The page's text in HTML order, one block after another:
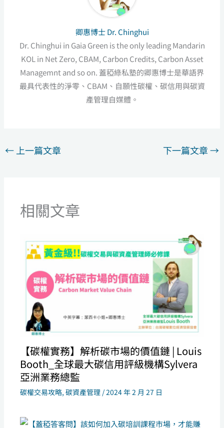
卿惠博士 Dr. Chinghui
Dr. Chinghui in Gaia Green is the only leading Mandarin
KOL in Net Zero, CBAM, Carbon Credits, Carbon Asset
Managemnt and so on. 蓋稏綠私塾的卿惠博士是華語界
最具代表性的淨零、CBAM、自願性碳權、碳信用與碳資
產管理自媒體。
←上一篇文章 下一篇文章→
相關文章
【碳權實務】解析碳市場的價值鏈 | Louis
Booth_全球最大碳信用評級機構Sylvera
亞洲業務總監
碳權交易攻略,碳資產管理 /2024 年 2 月 27 日